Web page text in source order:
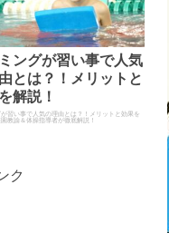
ングが習い事で人気
とは？！メリットと
解説！
習い事で人気の理由とは？！メリットと効果を
教諭＆体操指導者が徹底解説！
ク